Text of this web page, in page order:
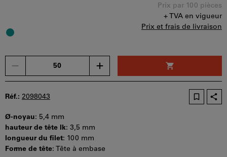
Prix par 100 pièces
+ TVA en vigueur
Prix et frais de livraison
bon
d'achat
être
utilisé
par
panier.
Réf.: 2098043
Ø-noyau: 5,4 mm
hauteur de tête lk: 3,5 mm
longueur du filet: 100 mm
Forme de tête: Tête à embase